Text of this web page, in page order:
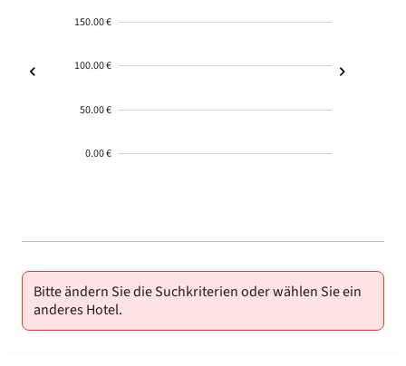
150.00 €
100.00 €
50.00 €
0.00 €
01-02
Bitte ändern Sie die Suchkriterien oder wählen Sie ein
anderes Hotel.